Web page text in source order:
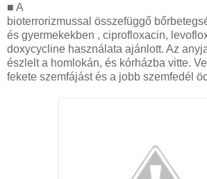
■ A
bioterrorizmussal összefüggő
és gyermekekben , ciprofloxacin,
doxycycline használata ajánlott. Az
észlelt a homlokán, és kórházba vitte.
fekete szemfájást és a jobb szemfedél